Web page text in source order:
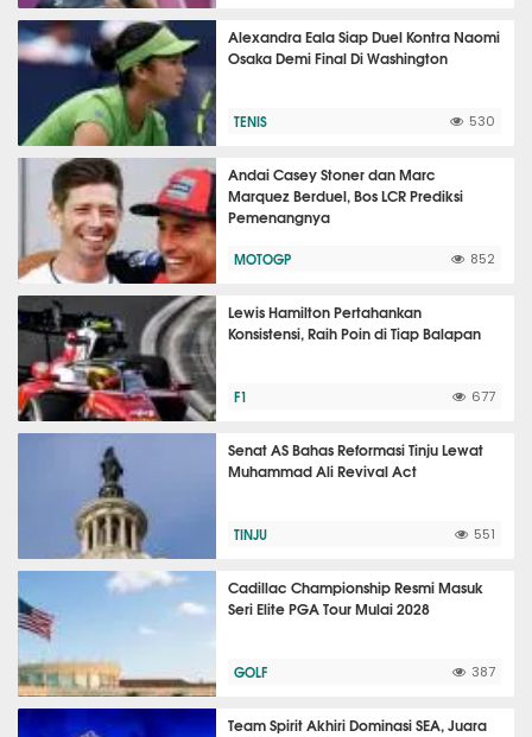
Alexandra Eala Siap Duel Kontra Naomi
Osaka Demi Final Di Washington
TENIS 530
Andai Casey Stoner dan Marc
Marquez Berduel, Bos LCR Prediksi
Pemenangnya
MOTOGP 852
Lewis Hamilton Pertahankan
Konsistensi, Raih Poin di Tiap Balapan
F1 677
Senat AS Bahas Reformasi Tinju Lewat
Muhammad Ali Revival Act
TINJU 551
Cadillac Championship Resmi Masuk
Seri Elite PGA Tour Mulai 2028
GOLF 387
Team Spirit Akhiri Dominasi SEA, Juara